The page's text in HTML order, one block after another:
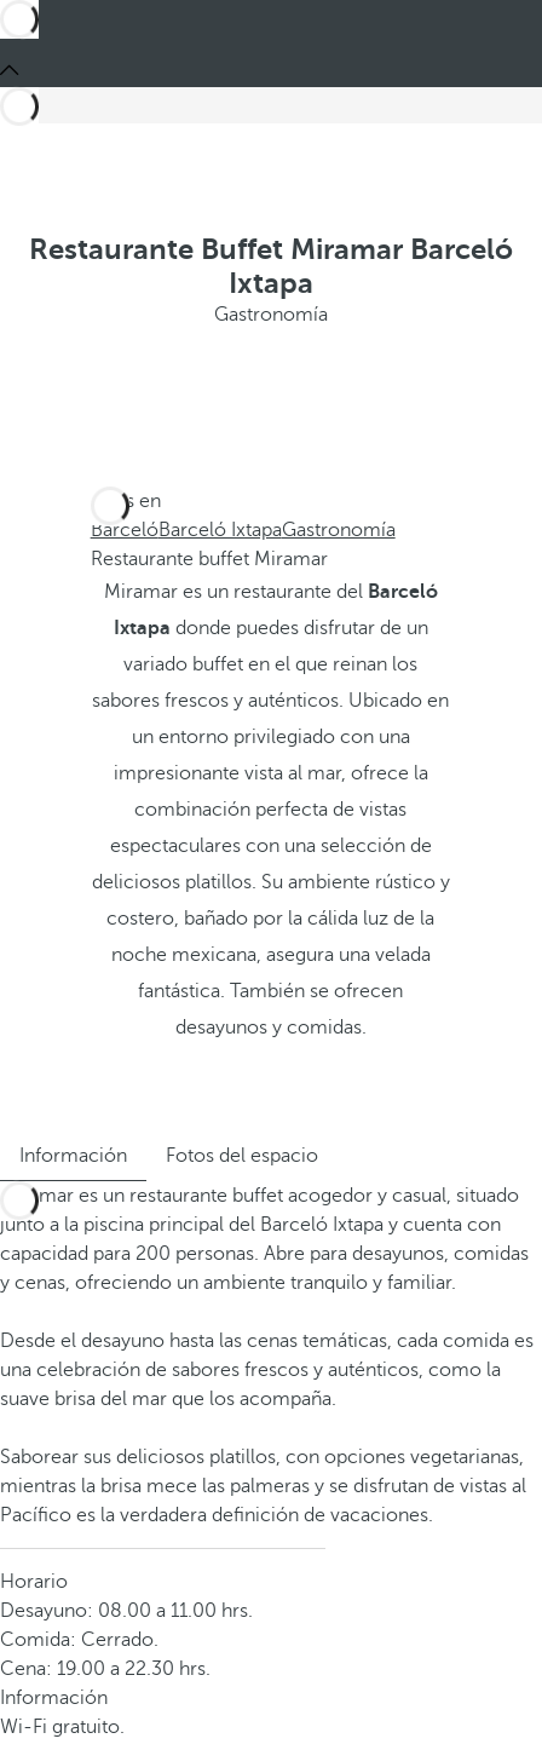
Restaurante Buffet Miramar Barceló
Ixtapa
Gastronomía
Estás en
BarcelóBarceló IxtapaGastronomía
Restaurante buffet Miramar
Miramar es un restaurante del Barceló
Ixtapa donde puedes disfrutar de un
variado buffet en el que reinan los
sabores frescos y auténticos. Ubicado en
un entorno privilegiado con una
impresionante vista al mar, ofrece la
combinación perfecta de vistas
espectaculares con una selección de
deliciosos platillos. Su ambiente rústico y
costero, bañado por la cálida luz de la
noche mexicana, asegura una velada
fantástica. También se ofrecen
desayunos y comidas.
Información
Fotos del espacio
Miramar es un restaurante buffet acogedor y casual, situado
junto a la piscina principal del Barceló Ixtapa y cuenta con
capacidad para 200 personas. Abre para desayunos, comidas
y cenas, ofreciendo un ambiente tranquilo y familiar.
Desde el desayuno hasta las cenas temáticas, cada comida es
una celebración de sabores frescos y auténticos, como la
suave brisa del mar que los acompaña.
Saborear sus deliciosos platillos, con opciones vegetarianas,
mientras la brisa mece las palmeras y se disfrutan de vistas al
Pacífico es la verdadera definición de vacaciones.
Horario
Desayuno: 08.00 a 11.00 hrs.
Comida: Cerrado.
Cena: 19.00 a 22.30 hrs.
Información
Wi-Fi gratuito.